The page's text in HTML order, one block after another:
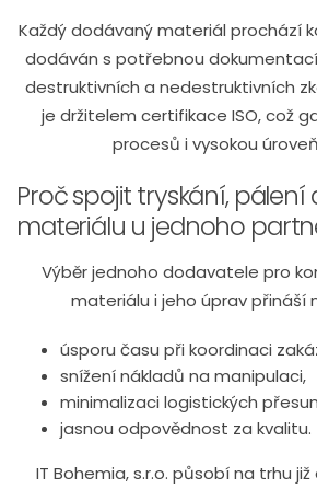
Každý dodávaný materiál prochází
dodáván s potřebnou
destruktivních a nedestruktivních
je držitelem certifikace ISO, což
procesů i vysokou
Proč spojit tryskání, pálení
materiálu u jednoho
Výběr jednoho dodavatele pro
materiálu i jeho úprav přináší
úsporu času při koordinaci
snížení nákladů na manipulaci,
minimalizaci logistických
jasnou odpovědnost za kvalitu.
IT Bohemia, s.r.o. působí na trhu již